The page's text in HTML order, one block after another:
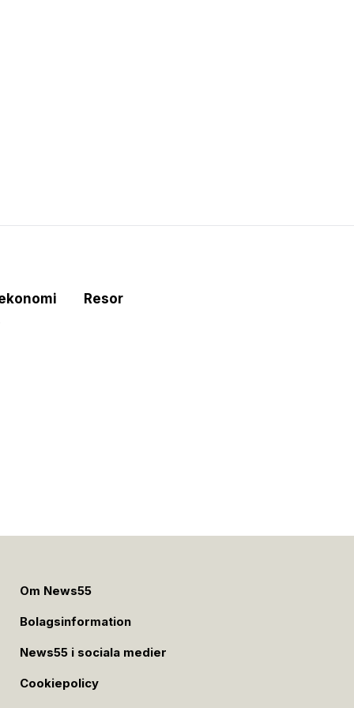
Resor
Om News55
Bolagsinformation
News55 i sociala medier
Cookiepolicy